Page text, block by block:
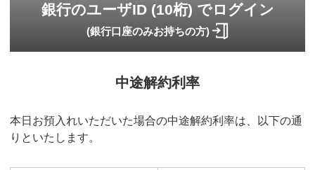
銀行のユーザID (10桁) でログイン
(銀行口座のみお持ちの方)
中途解約利率
本日お預入れいただいた場合の中途解約利率は、以下の通
りといたします。